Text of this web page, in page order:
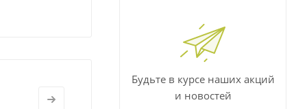
Будьте в курсе наших акций
и новостей